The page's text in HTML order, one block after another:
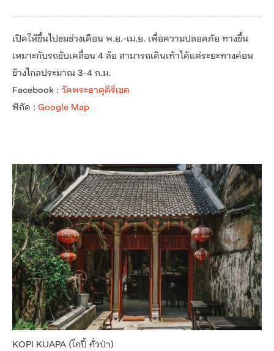
เปิดให้ขึ้นไปชมช่วงเดือน พ.ย.-เม.ย. เพื่อความปลอดภัย ทางขึ้น
เหมาะกับรถขับเคลื่อน 4 ล้อ สามารถเดินเท้าได้แต่ระยะทางค่อน
ข้างไกลประมาณ 3-4 ก.ม.
Facebook : วัดพระธาตุคีรีเขต
พิกัด : Google Map
KOPI KUAPA (โกปี้ กั่วป่า)